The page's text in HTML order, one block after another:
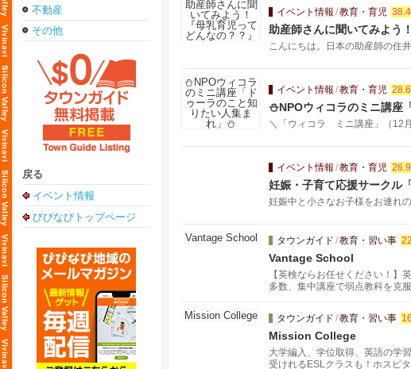
不動産
その他
戻る
イベント情報
びびなびトップページ
イベント情報 /教育・育児
助産師さんに聞いてみよう
こんにちは。日本の助産師の住
イベント情報 /教育・育児
⛄NPOウィコラのミニ講座
＼「ウィコラ ミニ講座」（12
イベント情報 /教育・育児
妊娠・子育て応援サークル
妊娠中と小さなお子様をお連れ
タウンガイド /教育・習い事
Vantage School
【英検ならお任せください！
多数、集中講座で弱点教科を克
タウンガイド /教育・習い事
Mission College
大学編入、学位取得、英語の学
受けれるESLクラスも！ホスピ